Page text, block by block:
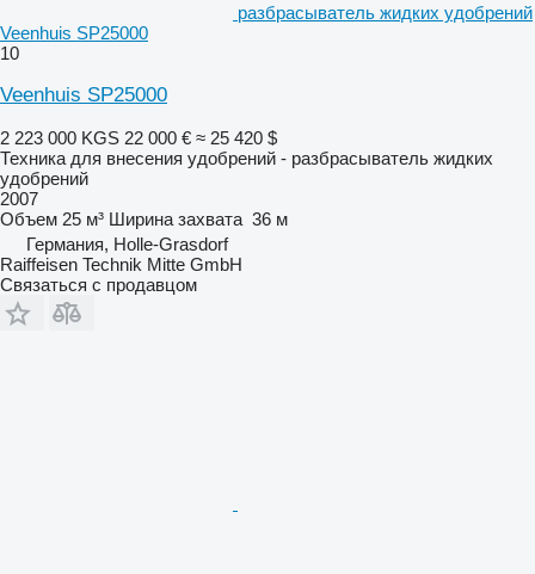
разбрасыватель жидких удобрений
Veenhuis SP25000
10
Veenhuis SP25000
2 223 000 KGS 22 000 € ≈ 25 420 $
Техника для внесения удобрений - разбрасыватель жидких
удобрений
2007
Объем 25 м³ Ширина захвата 36 м
Германия, Holle-Grasdorf
Raiffeisen Technik Mitte GmbH
Связаться с продавцом